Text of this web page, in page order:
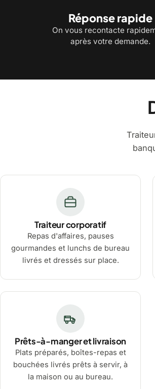
Réponse rapide
On vous recontacte
après votre demande.
Traiteur corporatif
Repas d'affaires, pauses
gourmandes et lunchs de bureau
livrés et dressés sur place.
Prêts-à-manger et livraison
Plats préparés, boîtes-repas et
bouchées livrés prêts à servir, à
la maison ou au bureau.